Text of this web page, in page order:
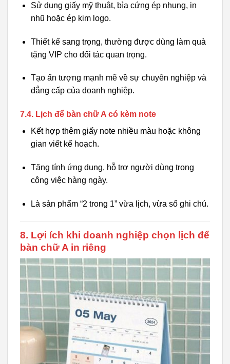
Sử dụng giấy mỹ thuật, bìa cứng ép nhung, in
nhũ hoặc ép kim logo.
Thiết kế sang trọng, thường được dùng làm quà
tặng VIP cho đối tác quan trọng.
Tạo ấn tượng mạnh mẽ về sự chuyên nghiệp và
đẳng cấp của doanh nghiệp.
7.4. Lịch để bàn chữ A có kèm note
Kết hợp thêm giấy note nhiều màu hoặc không
gian viết kế hoạch.
Tăng tính ứng dụng, hỗ trợ người dùng trong
công việc hàng ngày.
Là sản phẩm “2 trong 1” vừa lịch, vừa sổ ghi chú.
8. Lợi ích khi doanh nghiệp chọn lịch để
bàn chữ A in riêng